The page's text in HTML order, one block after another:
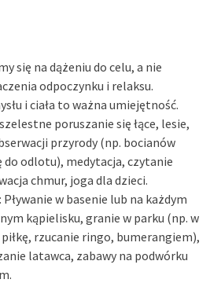
się na dążeniu do celu, a nie
odpoczynku i relaksu.
i ciała to ważna umiejętność.
poruszanie się łące, lesie,
przyrody (np. bocianów
do odlotu), medytacja, czytanie
chmur, joga dla dzieci.
w basenie lub na każdym
kąpielisku, granie w parku (np. w
rzucanie ringo, bumerangiem),
latawca, zabawy na podwórku